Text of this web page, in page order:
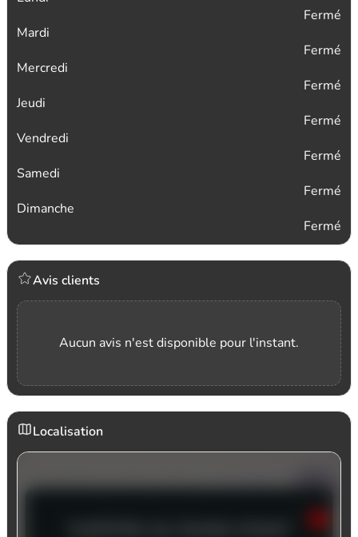
Fermé
Mardi
Fermé
Mercredi
Fermé
Jeudi
Fermé
Vendredi
Fermé
Samedi
Fermé
Dimanche
Fermé
Avis clients
Aucun avis n'est disponible pour l'instant.
Localisation